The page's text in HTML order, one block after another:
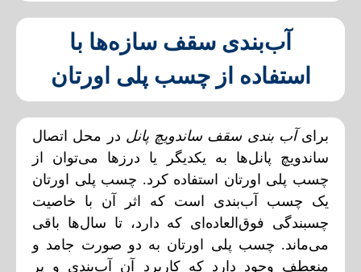
آب‌بندی سقف سازه‌ها با
استفاده از چسب پلی اورتان
برایآب‌ بندی سقف ساندویچ پانل در محل اتصال
ساندویچ پانل‌ها به یکدیگر یا درز‌ها می‌توان از
چسب پلی اورتان استفاده کرد. چسب پلی اورتان
یک چسب آب‌بندی است که اثر آن با خاصیت
چسبندگی فوق‌العاده‌ای که دارد، تا سال‌ها باقی
می‌ماند. چسب پلی اورتان به دو صورت جامد و
منعطف وجود دارد که کاربرد آن آب‌بندی و پر